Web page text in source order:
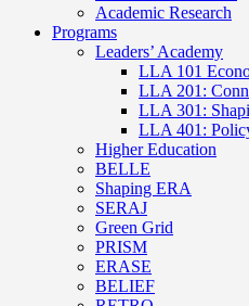
Academic Research
Programs
Leaders’ Academy
LLA 101
LLA 201:
LLA 301:
LLA 401:
Higher Education
BELLE
Shaping ERA
SERAJ
Green Grid
PRISM
ERASE
BELIEF